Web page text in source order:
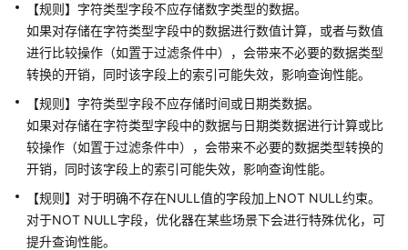
署
规
范
据
库
对
象
命
名
【规则】字符类型字段不应存储数字类型的数据。
如果对存储在字符类型字段中的数据进行数值计算，或者与数值
进行比较操作（如置于过滤条件中），会带来不必要的数据类型
转换的开销，同时该字段上的索引可能失效，影响查询性能。
【规则】字符类型字段不应存储时间或日期类数据。
如果对存储在字符类型字段中的数据与日期类数据进行计算或比
较操作（如置于过滤条件中），会带来不必要的数据类型转换的
开销，同时该字段上的索引可能失效，影响查询性能。
【规则】对于明确不存在NULL值的字段加上NOT NULL约束。
对于NOT NULL字段，优化器在某些场景下会进行特殊优化，可
提升查询性能。